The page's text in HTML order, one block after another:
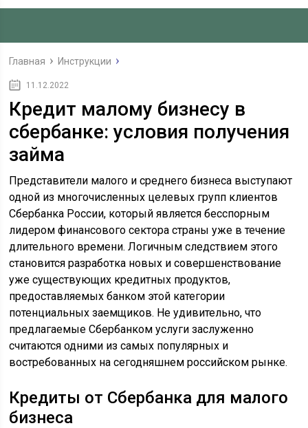
Главная Инструкции
11.12.2022
Кредит малому бизнесу в
сбербанке: условия получения
займа
Представители малого и среднего бизнеса выступают
одной из многочисленных целевых групп клиентов
Сбербанка России, который является бесспорным
лидером финансового сектора страны уже в течение
длительного времени. Логичным следствием этого
становится разработка новых и совершенствование
уже существующих кредитных продуктов,
предоставляемых банком этой категории
потенциальных заемщиков. Не удивительно, что
предлагаемые Сбербанком услуги заслуженно
считаются одними из самых популярных и
востребованных на сегодняшнем российском рынке.
Кредиты от Сбербанка для малого
бизнеса